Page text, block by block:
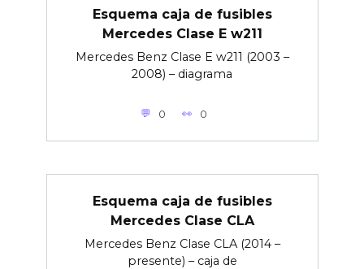
Esquema caja de fusibles
Mercedes Clase E w211
Mercedes Benz Clase E w211 (2003 –
2008) – diagrama
0 0
Esquema caja de fusibles
Mercedes Clase CLA
Mercedes Benz Clase CLA (2014 –
presente) – caja de